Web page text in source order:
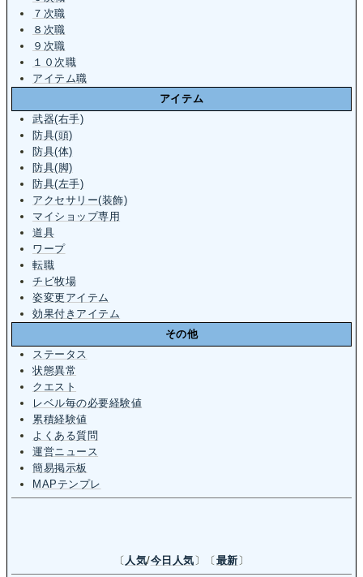
７次職
８次職
９次職
１０次職
アイテム職
アイテム
武器(右手)
防具(頭)
防具(体)
防具(脚)
防具(左手)
アクセサリー(装飾)
マイショップ専用
道具
ワープ
転職
チビ牧場
姿変更アイテム
効果付きアイテム
その他
ステータス
状態異常
クエスト
レベル毎の必要経験値
累積経験値
よくある質問
運営ニュース
簡易掲示板
MAPテンプレ
〔 人気/今日人気〕〔最新〕